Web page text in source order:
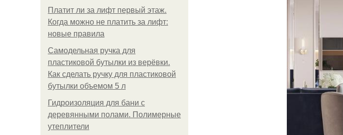
Платит ли за лифт первый этаж.
Когда можно не платить за лифт:
новые правила
Самодельная ручка для
пластиковой бутылки из верёвки.
Как сделать ручку для пластиковой
бутылки объемом 5 л
Гидроизоляция для бани с
деревянными полами. Полимерные
утеплители